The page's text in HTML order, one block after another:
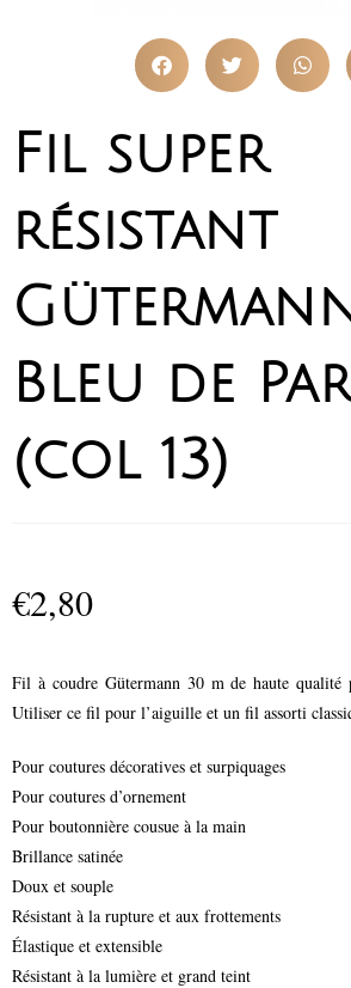
Fil super
résistant
Bleu de
(col 13)
€2,80
Fil à coudre Gütermann 30 m de haute qualité
Utiliser ce fil pour l’aiguille et un fil assorti
Pour coutures décoratives et surpiquages
Pour coutures d’ornement
Pour boutonnière cousue à la main
Brillance satinée
Doux et souple
Résistant à la rupture et aux frottements
Élastique et extensible
Résistant à la lumière et grand teint